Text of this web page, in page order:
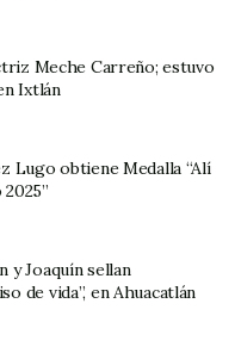
Meche Carreño; estuvo
Ixtlán
Lugo obtiene Medalla “Alí
y Joaquín sellan
de vida”, en Ahuacatlán